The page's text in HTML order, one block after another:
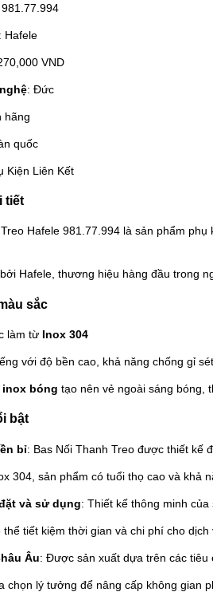
981.77.994
: Hafele
VND
: Đức
hãng
quốc
Kiện Liên Kết
tiết
Hafele 981.77.994 là sản phẩm
Hafele, thương hiệu hàng đầu trong
sắc
làm từ Inox 304
với độ bền cao, khả năng chống gỉ
inox bóng tạo nên vẻ ngoài sáng bóng,
bật
bỉ: Bas Nối Thanh Treo được thiết kế
304, sản phẩm có tuổi thọ cao và khả
và sử dụng: Thiết kế thông minh
tiết kiệm thời gian và chi phí cho dịch
Âu: Được sản xuất dựa trên các tiêu
chọn lý tưởng để nâng cấp không gian